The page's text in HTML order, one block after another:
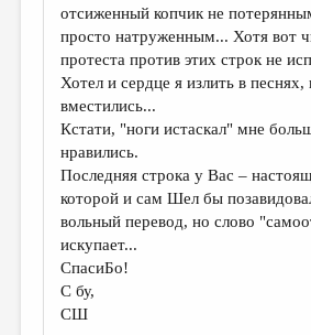
отсиженный копчик не
просто натруженным... Хотя вот
протеста против этих строк не
Хотел и сердце я излить в песнях,
вместились...
Кстати, "ноги истаскал" мне
нравились.
Последняя строка у Вас –
которой и сам Шел бы
вольный перевод, но слово
искупает...
СпасиБо!
С бу,
СШ